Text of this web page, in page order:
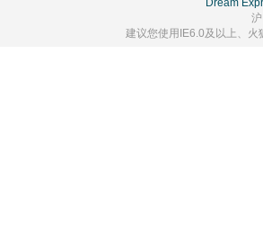
Dream
建议您使用IE6.0及以上、